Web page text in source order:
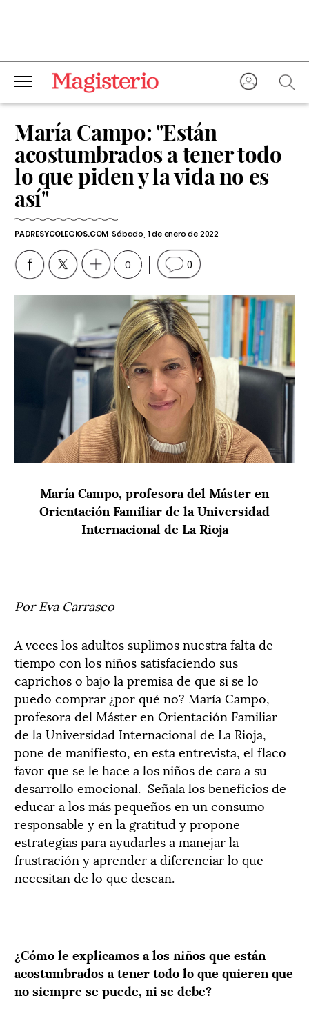
María Campo: "Están
acostumbrados a tener todo
lo que piden y la vida no es
así"
PADRESYCOLEGIOS.COM Sábado, 1 de enero de 2022
0 0
María Campo, profesora del Máster en
Orientación Familiar de la Universidad
Internacional de La Rioja
Por Eva Carrasco
A veces los adultos suplimos nuestra falta de
tiempo con los niños satisfaciendo sus
caprichos o bajo la premisa de que si se lo
puedo comprar ¿por qué no? María Campo,
profesora del Máster en Orientación Familiar
de la Universidad Internacional de La Rioja,
pone de manifiesto, en esta entrevista, el flaco
favor que se le hace a los niños de cara a su
desarrollo emocional. Señala los beneficios de
educar a los más pequeños en un consumo
responsable y en la gratitud y propone
estrategias para ayudarles a manejar la
frustración y aprender a diferenciar lo que
necesitan de lo que desean.
¿Cómo le explicamos a los niños que están
acostumbrados a tener todo lo que quieren que
no siempre se puede, ni se debe?